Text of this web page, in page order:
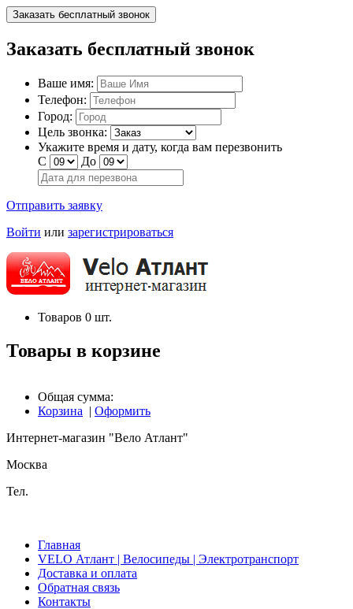
Заказать бесплатный звонок
Заказать бесплатный звонок
Ваше имя:
Телефон:
Город:
Цель звонка:
Укажите время и дату, когда вам перезвонить
С
До
Отправить заявку
Войти или зарегистрироваться
Товаров 0 шт.
Товары в корзине
Общая сумма:
Корзина | Оформить
Интернет-магазин "Вело Атлант"
Москва
Тел.
Главная
VELO Атлант | Велосипеды | Электротранспорт
Доставка и оплата
Обратная связь
Контакты